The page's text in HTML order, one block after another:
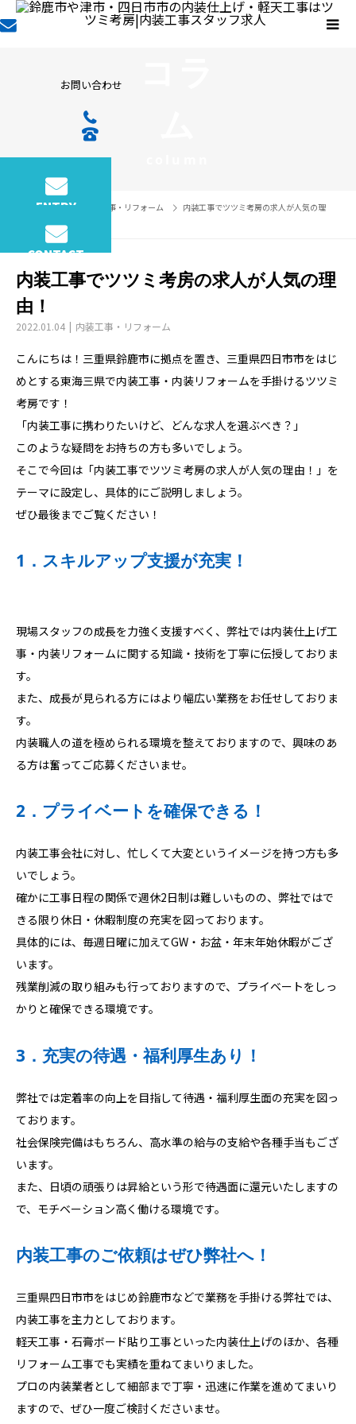
お問い合わせ
ENTRY
CONTACT
コラム 内装工事・リフォーム
内装工事でツツミ考房の求人が人気の理
内装工事でツツミ考房の求人が人気の理
由！
2022.01.04 内装工事・リフォーム
こんにちは！三重県鈴鹿市に拠点を置き、三重県四日市市をはじ
めとする東海三県で内装工事・内装リフォームを手掛けるツツミ
考房です！
「内装工事に携わりたいけど、どんな求人を選ぶべき？」
このような疑問をお持ちの方も多いでしょう。
そこで今回は「内装工事でツツミ考房の求人が人気の理由！」を
テーマに設定し、具体的にご説明しましょう。
ぜひ最後までご覧ください！
1．スキルアップ支援が充実！
現場スタッフの成長を力強く支援すべく、弊社では内装仕上げ工
事・内装リフォームに関する知識・技術を丁寧に伝授しておりま
す。
また、成長が見られる方にはより幅広い業務をお任せしておりま
す。
内装職人の道を極められる環境を整えておりますので、興味のあ
る方は奮ってご応募くださいませ。
2．プライベートを確保できる！
内装工事会社に対し、忙しくて大変というイメージを持つ方も多
いでしょう。
確かに工事日程の関係で週休2日制は難しいものの、弊社ではで
きる限り休日・休暇制度の充実を図っております。
具体的には、毎週日曜に加えてGW・お盆・年末年始休暇がござ
います。
残業削減の取り組みも行っておりますので、プライベートをしっ
かりと確保できる環境です。
3．充実の待遇・福利厚生あり！
弊社では定着率の向上を目指して待遇・福利厚生面の充実を図っ
ております。
社会保険完備はもちろん、高水準の給与の支給や各種手当もござ
います。
また、日頃の頑張りは昇給という形で待遇面に還元いたしますの
で、モチベーション高く働ける環境です。
内装工事のご依頼はぜひ弊社へ！
三重県四日市市をはじめ鈴鹿市などで業務を手掛ける弊社では、
内装工事を主力としております。
軽天工事・石膏ボード貼り工事といった内装仕上げのほか、各種
リフォーム工事でも実績を重ねてまいりました。
プロの内装業者として細部まで丁寧・迅速に作業を進めてまいり
ますので、ぜひ一度ご検討くださいませ。